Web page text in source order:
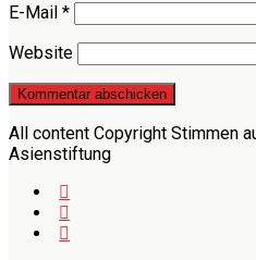
E-Mail *
Website
All content Copyright Stimmen
Asienstiftung